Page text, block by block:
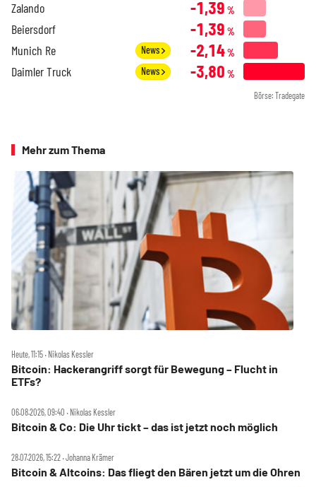
Zalando -1,39 %
Beiersdorf -1,39 %
Munich Re News -2,14%
Daimler Truck News -3,80 %
Börse: Tradegate
Mehr zum Thema
Heute, 11:15 ‧ Nikolas Kessler
Bitcoin: Hackerangriff sorgt für Bewegung – Flucht in
ETFs?
06.08.2026, 09:40 ‧ Nikolas Kessler
Bitcoin & Co: Die Uhr tickt – das ist jetzt noch möglich
28.07.2026, 15:22 ‧ Johanna Krämer
Bitcoin & Altcoins: Das fliegt den Bären jetzt um die Ohren